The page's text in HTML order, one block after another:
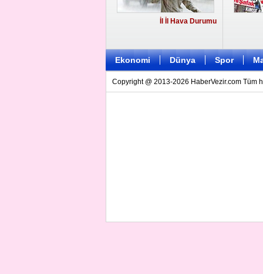
İl İl Hava Durumu
Ekonomi Dünya Spor
Copyright @ 2013-2026 HaberVezir.com Tüm